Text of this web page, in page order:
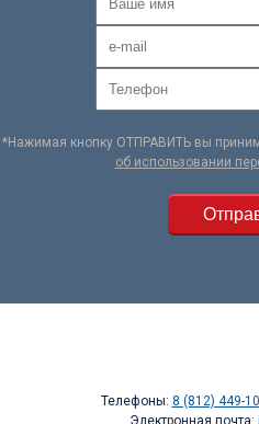
*Нажимая кнопку ОТПРАВИТЬ вы
об использовании
Телефоны: 8 (812) 449-